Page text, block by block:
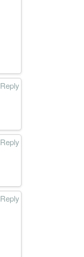
Reply
Reply
Reply